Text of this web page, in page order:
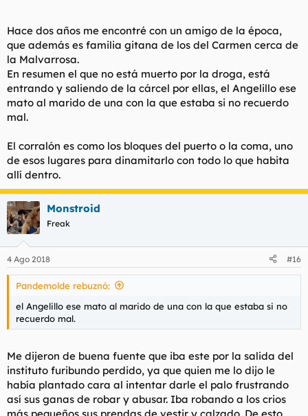
Hace dos años me encontré con un amigo de la época,
que además es familia gitana de los del Carmen cerca de
la Malvarrosa.
En resumen el que no está muerto por la droga, está
entrando y saliendo de la cárcel por ellas, el Angelillo ese
mato al marido de una con la que estaba si no recuerdo
mal.
El corralón es como los bloques del puerto o la coma, uno
de esos lugares para dinamitarlo con todo lo que habita
allí dentro.
Monstroid
Freak
4 Ago 2018 #16
Pandemolde rebuznó:
el Angelillo ese mato al marido de una con la que estaba si no
recuerdo mal.
Me dijeron de buena fuente que iba este por la salida del
instituto furibundo perdido, ya que quien me lo dijo le
había plantado cara al intentar darle el palo frustrando
así sus ganas de robar y abusar. Iba robando a los crios